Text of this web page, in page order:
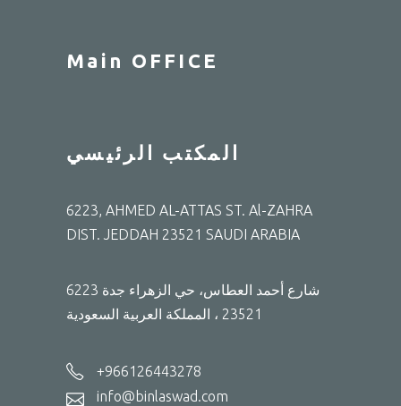
Main OFFICE
المكتب الرئيسي
6223, AHMED AL-ATTAS ST. Al-ZAHRA
DIST. JEDDAH 23521 SAUDI ARABIA
6223 شارع أحمد العطاس، حي الزهراء جدة
23521 ، المملكة العربية السعودية
+966126443278
info@binlaswad.com